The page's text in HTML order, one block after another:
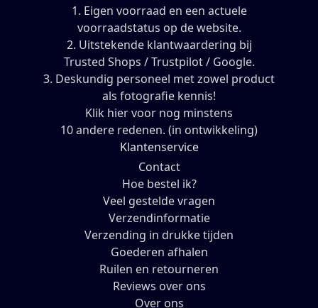
1. Eigen voorraad en een actuele
voorraadstatus op de website.
2. Uitstekende klantwaardering bij
Trusted Shops / Trustpilot / Google.
3. Deskundig personeel met zowel product
als fotografie kennis!
Klik hier voor nog minstens
10 andere redenen. (in ontwikkeling)
Klantenservice
Contact
Hoe bestel ik?
Veel gestelde vragen
Verzendinformatie
Verzending in drukke tijden
Goederen afhalen
Ruilen en retourneren
Reviews over ons
Over ons